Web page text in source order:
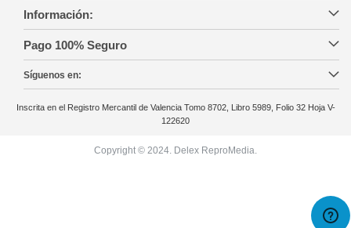
Información:
Pago 100% Seguro
Síguenos en:
Inscrita en el Registro Mercantil de Valencia Tomo 8702, Libro 5989, Folio 32 Hoja V-
122620
Copyright © 2024. Delex ReproMedia.